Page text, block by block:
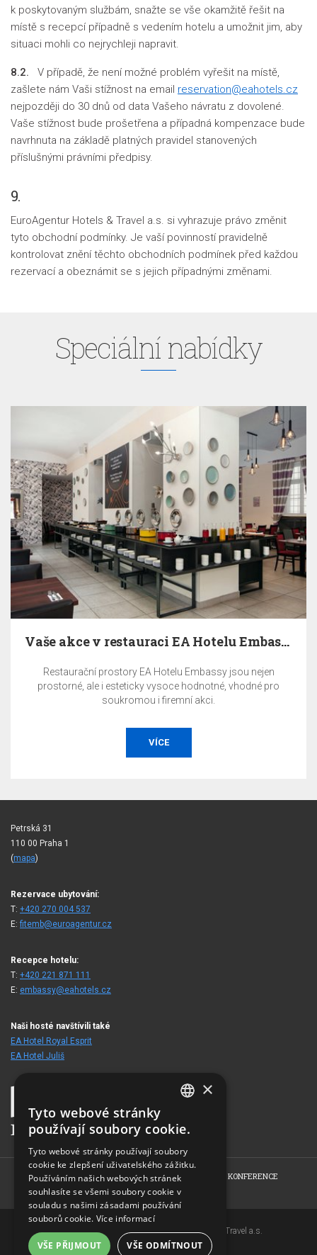
k poskytovaným službám, snažte se vše okamžitě řešit na
místě s recepcí případně s vedením hotelu a umožnit jim, aby
situaci mohli co nejrychleji napravit.
8.2. V případě, že není možné problém vyřešit na místě,
zašlete nám Vaši stížnost na email reservation@eahotels.cz
nejpozději do 30 dnů od data Vašeho návratu z dovolené.
Vaše stížnost bude prošetřena a případná kompenzace bude
navrhnuta na základě platných pravidel stanovených
příslušnými právními předpisy.
9.
EuroAgentur Hotels & Travel a.s. si vyhrazuje právo změnit
tyto obchodní podmínky. Je vaší povinností pravidelně
kontrolovat znění těchto obchodních podmínek před každou
rezervací a obeznámit se s jejich případnými změnami.
Speciální nabídky
Vaše akce v restauraci EA Hotelu Embassy Prague
Restaurační prostory EA Hotelu Embassy jsou nejen
prostorné, ale i esteticky vysoce hodnotné, vhodné pro
soukromou i firemní akci.
VÍCE
Petrská 31
110 00 Praha 1
(mapa)
Rezervace ubytování:
T: +420 270 004 537
E:fitemb@euroagentur.cz
Recepce hotelu:
T: +420 221 871 111
E: embassy@eahotels.cz
Naši hosté navštívili také
EA Hotel Royal Esprit
EA Hotel Juliš
HOME O HOTELU POKOJE NABÍDKY
KONFERENCE
FOTOGALERIE
KONTAKT
Copyright © 2007-2026 EuroAgentur Hotels&Travel a.s.
www.bezvapobyt.cz
GERMAN
×
Tyto webové stránky
používají soubory cookie.
Tyto webové stránky používají soubory
cookie ke zlepšení uživatelského zážitku.
Používáním našich webových stránek
souhlasíte se všemi soubory cookie v
souladu s našimi zásadami používání
souborů cookie. Více informací
VŠE PŘIJMOUT VŠE ODMÍTNOUT